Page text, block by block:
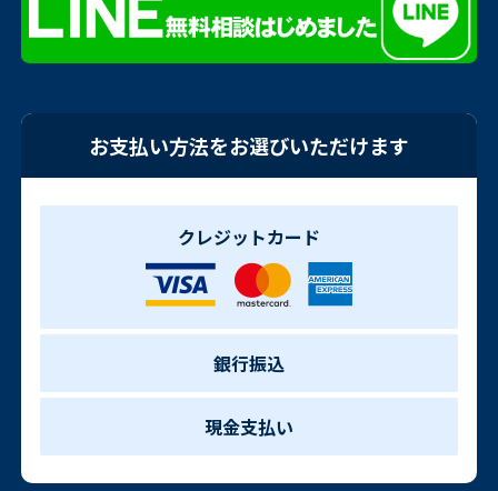
お支払い方法をお選びいただけます
クレジットカード
銀行振込
現金支払い